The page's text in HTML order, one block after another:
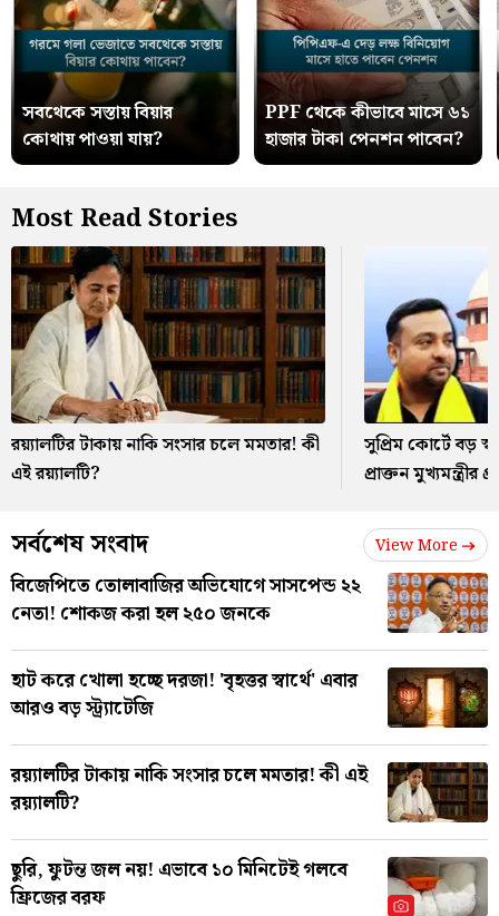
সবথেকে সস্তায় বিয়ার
কোথায় পাওয়া যায়?
PPF থেকে কীভাবে মাসে ৬১
হাজার টাকা পেনশন পাবেন?
Most Read Stories
রয়্যালটির টাকায় নাকি সংসার চলে মমতার! কী
এই রয়্যালটি?
সুপ্রিম কোর্টে বড়
প্রাক্তন মুখ্যমন্ত্রীর প্র
সর্বশেষ সংবাদ View More
বিজেপিতে তোলাবাজির অভিযোগে সাসপেন্ড ২২
নেতা! শোকজ করা হল ২৫০ জনকে
হাট করে খোলা হচ্ছে দরজা! 'বৃহত্তর স্বার্থে' এবার
আরও বড় স্ট্র্যাটেজি
রয়্যালটির টাকায় নাকি সংসার চলে মমতার! কী এই
রয়্যালটি?
ছুরি, ফুটন্ত জল নয়! এভাবে ১০ মিনিটেই গলবে
ফ্রিজের বরফ